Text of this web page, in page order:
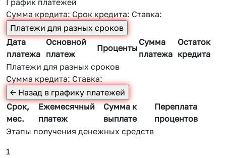
График платежей
Сумма кредита:Срок кредита: Ставка:
Дата
платежа
Основной
платеж
Проценты
Сумма
платежа
Остаток
кредита
Платежи для разных сроков
Сумма кредита:Ставка:
Срок,
мес.
Ежемесячный
платеж
Сумма к
выплате
Переплата
процентов
Этапы получения денежных средств
1